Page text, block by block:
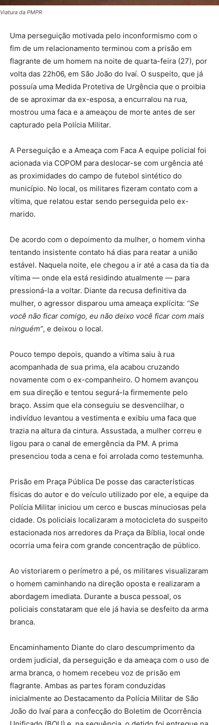
Viatura da PMPR
Uma perseguição motivada pelo inconformismo com o
fim de um relacionamento terminou com a prisão em
flagrante de um homem na noite de quarta-feira (27), por
volta das 22h06, em São João do Ivaí. O suspeito, que já
possuía uma Medida Protetiva de Urgência que o proibia
de se aproximar da ex-esposa, a encurralou na rua,
mostrou uma faca e a ameaçou de morte antes de ser
capturado pela Polícia Militar.
A Perseguição e a Ameaça com Faca A equipe policial foi
acionada via COPOM para deslocar-se com urgência até
as proximidades do campo de futebol sintético do
município. No local, os militares fizeram contato com a
vítima, que relatou estar sendo perseguida pelo ex-
marido.
De acordo com o depoimento da mulher, o homem vinha
tentando insistente contato há dias para reatar a união
estável. Naquela noite, ele chegou a ir até a casa da tia da
vítima — onde ela está residindo atualmente — para
pressioná-la a voltar. Diante da recusa definitiva da
mulher, o agressor disparou uma ameaça explícita: “Se
você não ficar comigo, eu não deixo você ficar com mais
ninguém”, e deixou o local.
Pouco tempo depois, quando a vítima saiu à rua
acompanhada de sua prima, ela acabou cruzando
novamente com o ex-companheiro. O homem avançou
em sua direção e tentou segurá-la firmemente pelo
braço. Assim que ela conseguiu se desvencilhar, o
indivíduo levantou a vestimenta e exibiu uma faca que
trazia na altura da cintura. Assustada, a mulher correu e
ligou para o canal de emergência da PM. A prima
presenciou toda a cena e foi arrolada como testemunha.
Prisão em Praça Pública De posse das características
físicas do autor e do veículo utilizado por ele, a equipe da
Polícia Militar iniciou um cerco e buscas minuciosas pela
cidade. Os policiais localizaram a motocicleta do suspeito
estacionada nos arredores da Praça da Bíblia, local onde
ocorria uma feira com grande concentração de público.
Ao vistoriarem o perímetro a pé, os militares visualizaram
o homem caminhando na direção oposta e realizaram a
abordagem imediata. Durante a busca pessoal, os
policiais constataram que ele já havia se desfeito da arma
branca.
Encaminhamento Diante do claro descumprimento da
ordem judicial, da perseguição e da ameaça com o uso de
arma branca, o homem recebeu voz de prisão em
flagrante. Ambas as partes foram conduzidas
inicialmente ao Destacamento da Polícia Militar de São
João do Ivaí para a confecção do Boletim de Ocorrência